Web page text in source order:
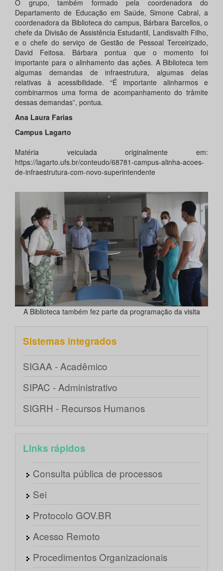
O grupo, também formado pela coordenadora do
Departamento de Educação em Saúde, Simone Cabral, a
coordenadora da Biblioteca do campus, Bárbara Barcellos, o
chefe da Divisão de Assistência Estudantil, Landisvalth Filho,
e o chefe do serviço de Gestão de Pessoal Terceirizado,
David Feitosa. Bárbara pontua que o momento foi
importante para o alinhamento das ações. A Biblioteca tem
algumas demandas de infraestrutura, algumas delas
relativas à acessibilidade. “É importante alinharmos e
combinarmos uma forma de acompanhamento do trâmite
dessas demandas”, pontua.
Ana Laura Farias
Campus Lagarto
Matéria veiculada originalmente em:
https://lagarto.ufs.br/conteudo/68781-campus-alinha-acoes-
de-infraestrutura-com-novo-superintendente
A Biblioteca também fez parte da programação da visita
Sistemas integrados
SIGAA - Acadêmico
SIPAC - Administrativo
SIGRH - Recursos Humanos
Links rápidos
Consulta pública de processos
Sei
Protocolo GOV.BR
Acesso Remoto
Procedimentos Organizacionais